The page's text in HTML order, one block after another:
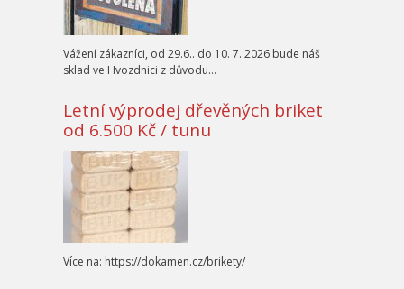
Vážení zákazníci, od 29.6.. do 10. 7. 2026 bude náš
sklad ve Hvozdnici z důvodu…
Letní výprodej dřevěných briket
od 6.500 Kč / tunu
Více na: https://dokamen.cz/brikety/